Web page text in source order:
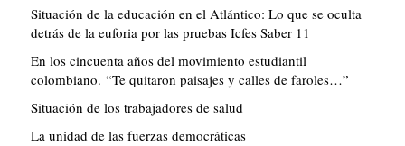
Situación de la educación en el Atlántico: Lo que se oculta
detrás de la euforia por las pruebas Icfes Saber 11
En los cincuenta años del movimiento estudiantil
colombiano. “Te quitaron paisajes y calles de faroles…”
Situación de los trabajadores de salud
La unidad de las fuerzas democráticas